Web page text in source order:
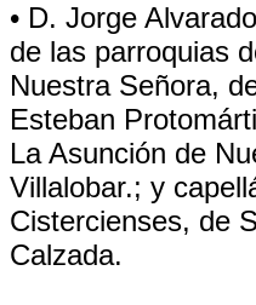
• D. Jorge
de las parroquias
Nuestra Señora,
Esteban
La Asunción de
Villalobar.; y
Cistercienses, de
Calzada.